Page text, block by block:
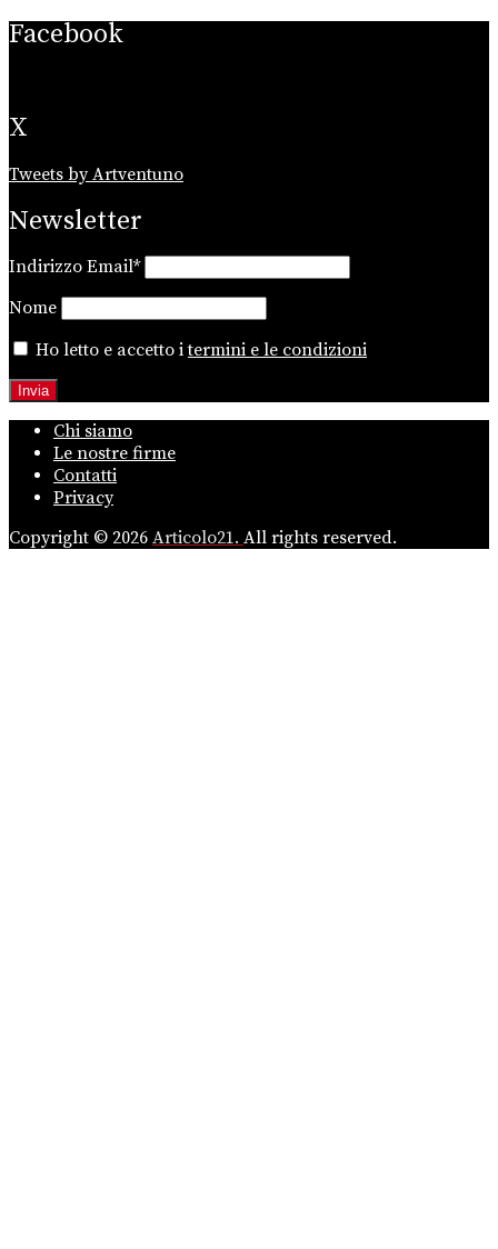
Facebook
X
Tweets by Artventuno
Newsletter
Indirizzo Email*
Nome
Ho letto e accetto itermini e le condizioni
Chi siamo
Le nostre firme
Contatti
Privacy
Copyright © 2026 Articolo21. All rights reserved.